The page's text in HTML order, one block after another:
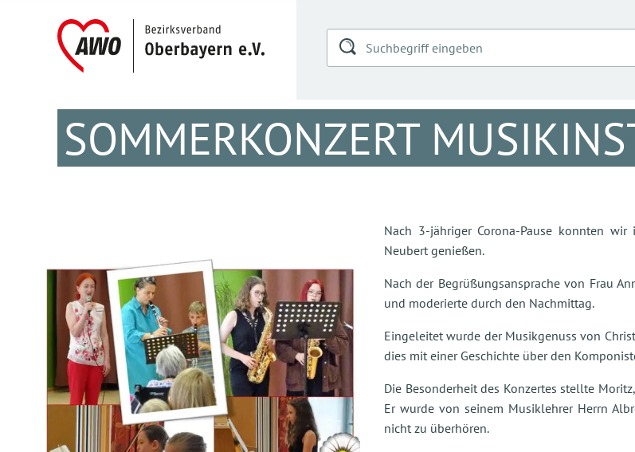
SOMMERKONZERT
Nach 3-jähriger Corona-Pause konnten
Neubert genießen.
Nach der Begrüßungsansprache von Frau
und moderierte durch den Nachmittag.
Eingeleitet wurde der Musikgenuss von
dies mit einer Geschichte über den
Die Besonderheit des Konzertes stellte
Er wurde von seinem Musiklehrer Herrn
nicht zu überhören.